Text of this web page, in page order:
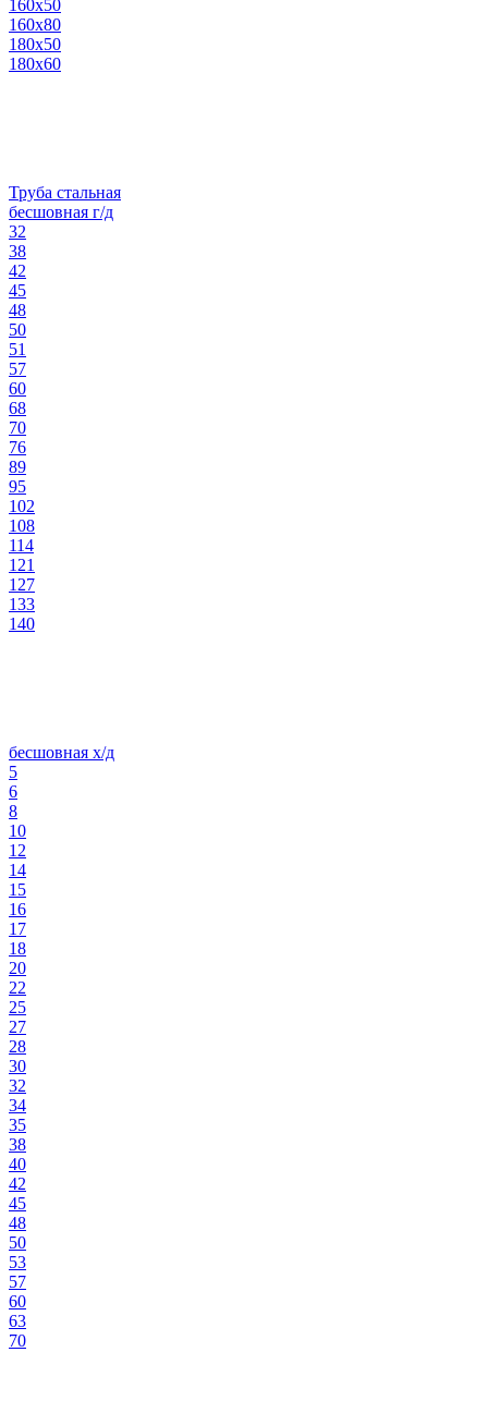
160х50
160х80
180х50
180х60
Труба стальная
бесшовная г/д
32
38
42
45
48
50
51
57
60
68
70
76
89
95
102
108
114
121
127
133
140
бесшовная х/д
5
6
8
10
12
14
15
16
17
18
20
22
25
27
28
30
32
34
35
38
40
42
45
48
50
53
57
60
63
70